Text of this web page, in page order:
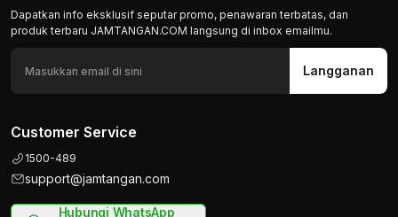
Dapatkan info eksklusif seputar promo, penawaran terbatas, dan
produk terbaru JAMTANGAN.COM langsung di inbox emailmu.
Langganan
Customer Service
1500-489
support@jamtangan.com
Hubungi WhatsApp